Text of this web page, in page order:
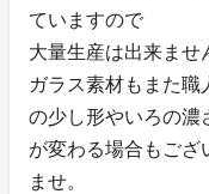
ていますので
大量生産は出来ませ
ガラス素材もまた職
の少し形やいろの濃
が変わる場合もござ
ませ。